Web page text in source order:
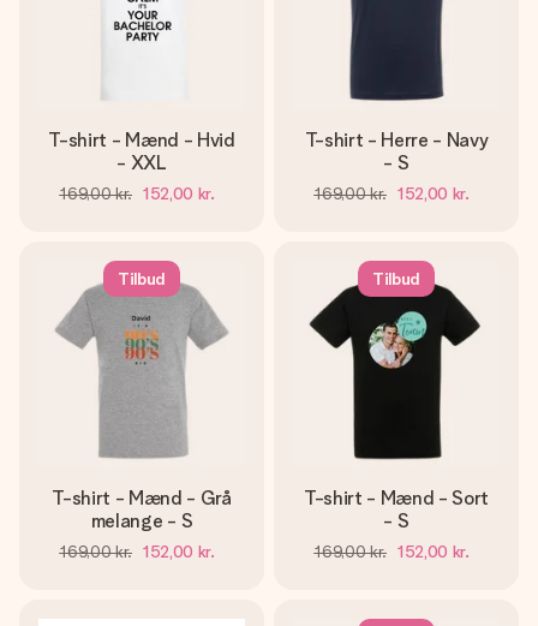
T-shirt - Mænd - Hvid
- XXL
169,00 kr. 152,00 kr.
T-shirt - Herre - Navy
- S
169,00 kr. 152,00 kr.
Tilbud
T-shirt - Mænd - Grå
melange - S
169,00 kr. 152,00 kr.
Tilbud
T-shirt - Mænd - Sort
- S
169,00 kr. 152,00 kr.